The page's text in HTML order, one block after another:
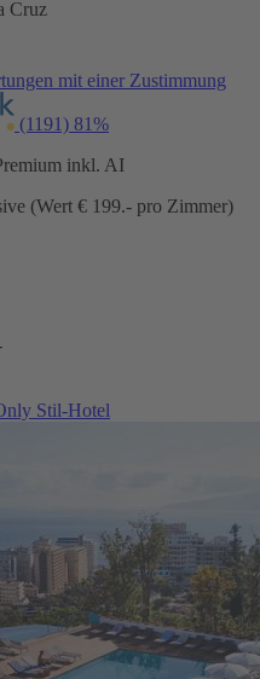
Cruz
mit einer Zustimmung
(1191) 81%
inkl. AI
(Wert € 199.- pro Zimmer)
Stil-Hotel